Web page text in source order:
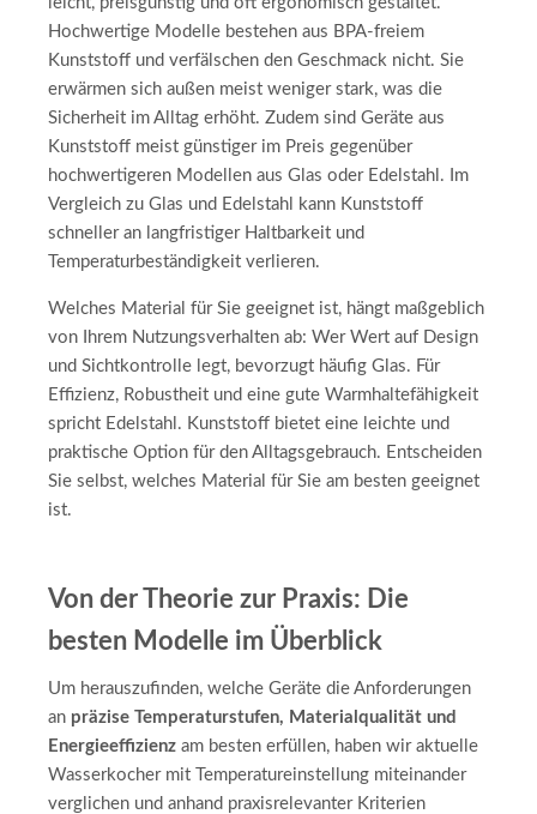
Hochwertige Modelle bestehen aus BPA-freiem
Kunststoff und verfälschen den Geschmack nicht. Sie
erwärmen sich außen meist weniger stark, was die
Sicherheit im Alltag erhöht. Zudem sind Geräte aus
Kunststoff meist günstiger im Preis gegenüber
hochwertigeren Modellen aus Glas oder Edelstahl. Im
Vergleich zu Glas und Edelstahl kann Kunststoff
schneller an langfristiger Haltbarkeit und
Temperaturbeständigkeit verlieren.
Welches Material für Sie geeignet ist, hängt maßgeblich
von Ihrem Nutzungsverhalten ab: Wer Wert auf Design
und Sichtkontrolle legt, bevorzugt häufig Glas. Für
Effizienz, Robustheit und eine gute Warmhaltefähigkeit
spricht Edelstahl. Kunststoff bietet eine leichte und
praktische Option für den Alltagsgebrauch. Entscheiden
Sie selbst, welches Material für Sie am besten geeignet
ist.
Von der Theorie zur Praxis: Die
besten Modelle im Überblick
Um herauszufinden, welche Geräte die Anforderungen
an präzise Temperaturstufen, Materialqualität und
Energieeffizienz am besten erfüllen, haben wir aktuelle
Wasserkocher mit Temperatureinstellung miteinander
verglichen und anhand praxisrelevanter Kriterien